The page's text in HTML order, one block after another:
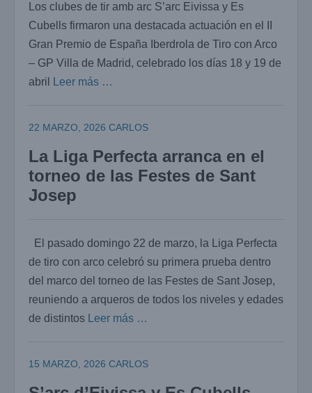
Los clubes de tir amb arc S’arc Eivissa y Es
Cubells firmaron una destacada actuación en el II
Gran Premio de España Iberdrola de Tiro con Arco
– GP Villa de Madrid, celebrado los días 18 y 19 de
abril
Leer más …
22 MARZO, 2026 CARLOS
La Liga Perfecta arranca en el
torneo de las Festes de Sant
Josep
El pasado domingo 22 de marzo, la Liga Perfecta
de tiro con arco celebró su primera prueba dentro
del marco del torneo de las Festes de Sant Josep,
reuniendo a arqueros de todos los niveles y edades
de distintos
Leer más …
15 MARZO, 2026 CARLOS